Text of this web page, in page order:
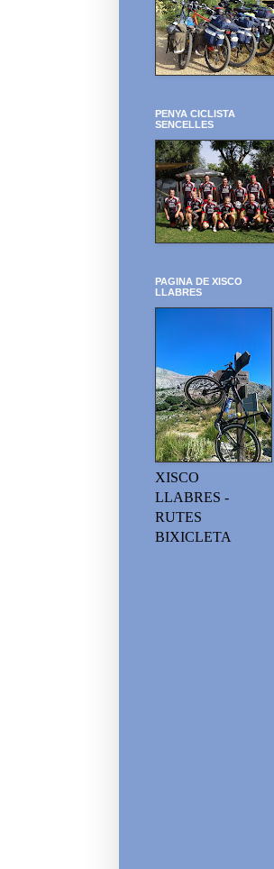
PENYA CICLISTA
SENCELLES
PAGINA DE XISCO
LLABRES
XISCO
LLABRES -
RUTES
BIXICLETA